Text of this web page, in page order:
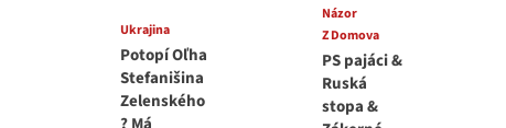
Ukrajina
Potopí Oľha
Stefanišina
Zelenského
Názor
Z Domova
PS pajáci &
Ruská
stopa &